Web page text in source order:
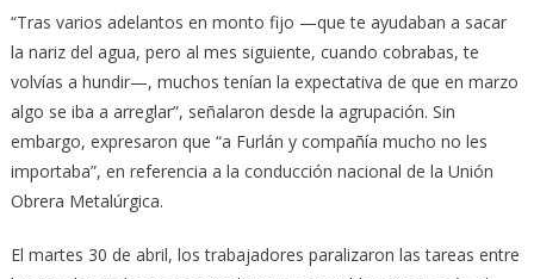
“Tras varios adelantos en monto fijo —que te ayudaban a sacar
la nariz del agua, pero al mes siguiente, cuando cobrabas, te
volvías a hundir—, muchos tenían la expectativa de que en marzo
algo se iba a arreglar”, señalaron desde la agrupación. Sin
embargo, expresaron que “a Furlán y compañía mucho no les
importaba”, en referencia a la conducción nacional de la Unión
Obrera Metalúrgica.
El martes 30 de abril, los trabajadores paralizaron las tareas entre